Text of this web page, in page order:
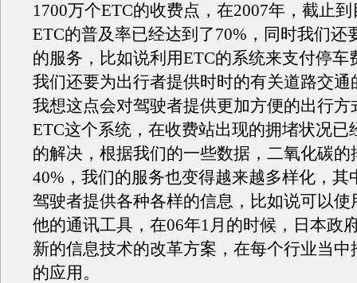
1700万个ETC的收费点，在2007年，截止
ETC的普及率已经达到了70%，同时我们还
的服务，比如说利用ETC的系统来支付停车
我们还要为出行者提供时时的有关道路交通
我想这点会对驾驶者提供更加方便的出行方
ETC这个系统，在收费站出现的拥堵状况已
的解决，根据我们的一些数据，二氧化碳的
40%，我们的服务也变得越来越多样化，其
驾驶者提供各种各样的信息，比如说可以使
他的通讯工具，在06年1月的时候，日本政
新的信息技术的改革方案，在每个行业当中
的应用。